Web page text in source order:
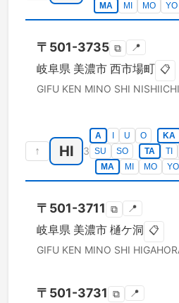
MA
MI MO YO
〒 501-3735 ⧉ 📍
岐阜県 美濃市 西市場町 📋
GIFU KEN MINO SHI
↑ HI 3
A U O KA
SU
SO TA TI
MA
MI MO YO
〒 501-3711 ⧉ 📍
岐阜県 美濃市 樋ケ洞 📋
GIFU KEN MINO SHI
〒 501-3731 ⧉ 📍